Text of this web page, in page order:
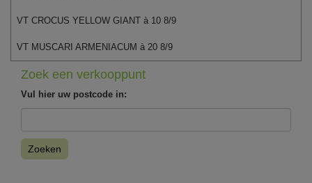
VT CROCUS YELLOW GIANT à 10 8/9
VT MUSCARI ARMENIACUM à 20 8/9
Zoek een verkooppunt
Vul hier uw postcode in:
Zoeken